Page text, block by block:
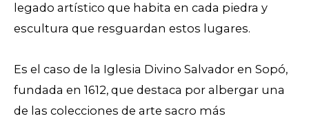
legado artístico que habita en cada piedra y
escultura que resguardan estos lugares.
Es el caso de la Iglesia Divino Salvador en Sopó,
fundada en 1612, que destaca por albergar una
de las colecciones de arte sacro más